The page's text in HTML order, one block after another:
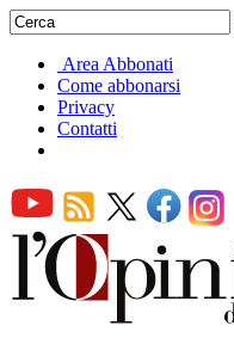
Area Abbonati
Come abbonarsi
Privacy
Contatti